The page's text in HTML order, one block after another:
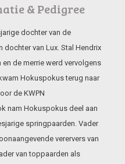
& Pedigree
dochter van de
dochter van Lux. Stal Hendrix
de merrie werd vervolgens
Hokuspokus terug naar
de KWPN
nam Hokuspokus deel aan
springpaarden. Vader
verervers van
van toppaarden als